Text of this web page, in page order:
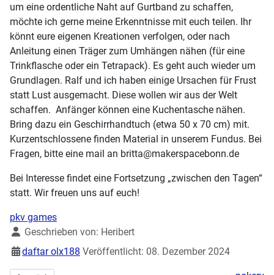
um eine ordentliche Naht auf Gurtband zu schaffen,
möchte ich gerne meine Erkenntnisse mit euch teilen. Ihr
könnt eure eigenen Kreationen verfolgen, oder nach
Anleitung einen Träger zum Umhängen nähen (für eine
Trinkflasche oder ein Tetrapack). Es geht auch wieder um
Grundlagen. Ralf und ich haben einige Ursachen für Frust
statt Lust ausgemacht. Diese wollen wir aus der Welt
schaffen. Anfänger können eine Kuchentasche nähen.
Bring dazu ein Geschirrhandtuch (etwa 50 x 70 cm) mit.
Kurzentschlossene finden Material in unserem Fundus. Bei
Fragen, bitte eine mail an britta@makerspacebonn.de
Bei Interesse findet eine Fortsetzung „zwischen den Tagen“
statt. Wir freuen uns auf euch!
pkv games
DetailsGeschrieben von: Heribert
daftar olx188 Veröffentlicht: 08. Dezember 2024